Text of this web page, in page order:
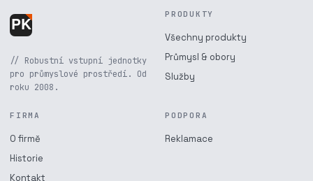
// Robustní vstupní jednotky
pro průmyslové prostředí. Od
roku 2008.
PRODUKTY
Všechny produkty
Průmysl & obory
Služby
FIRMA
O firmě
Historie
Kontakt
PODPORA
Reklamace